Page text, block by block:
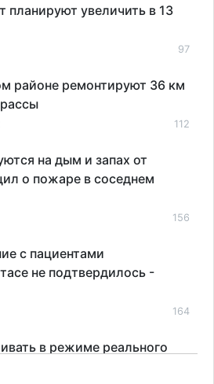
планируют увеличить в 13
97
районе ремонтируют 36 км
112
на дым и запах от
о пожаре в соседнем
156
с пациентами
не подтвердилось -
164
в режиме реального